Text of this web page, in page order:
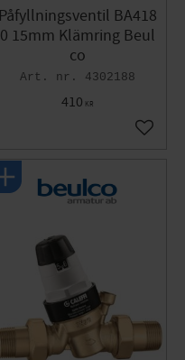
favoriter
Påfyllningsventil BA418
0 15mm Klämring Beul
co
4302188
410 KR
Lägg